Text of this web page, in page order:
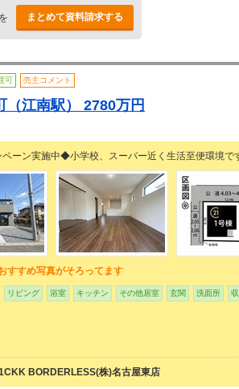
まとめて資料請求する
可 売主コメント
（江南駅） 2780万円
ーン実施中◆小学校、スーパー近く生活至便環境で
すすめ写真がそろってます
リビング 浴室 キッチン その他居室 玄関 洗面所
BORDERLESS(株)名古屋東店